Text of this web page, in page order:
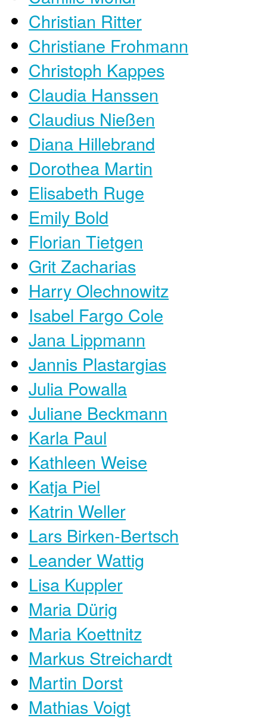
Christian Ritter
Christiane Frohmann
Christoph Kappes
Claudia Hanssen
Claudius Nießen
Diana Hillebrand
Dorothea Martin
Elisabeth Ruge
Emily Bold
Florian Tietgen
Grit Zacharias
Harry Olechnowitz
Isabel Fargo Cole
Jana Lippmann
Jannis Plastargias
Julia Powalla
Juliane Beckmann
Karla Paul
Kathleen Weise
Katja Piel
Katrin Weller
Lars Birken-Bertsch
Leander Wattig
Lisa Kuppler
Maria Dürig
Maria Koettnitz
Markus Streichardt
Martin Dorst
Mathias Voigt